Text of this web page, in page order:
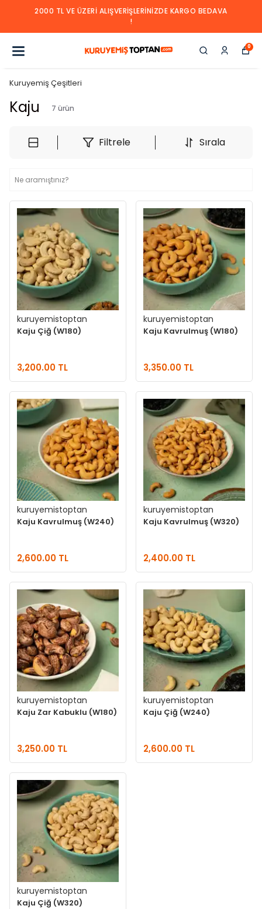
2000 TL VE ÜZERI ALIŞVERIŞLERINIZDE KARGO BEDAVA
!
0
Kuruyemiş Çeşitleri
Kaju 7 ürün
Filtrele Sırala
kuruyemistoptan
Kaju Çiğ (W180)
3,200.00 TL
kuruyemistoptan
Kaju Kavrulmuş (W180)
3,350.00 TL
kuruyemistoptan
Kaju Kavrulmuş (W240)
2,600.00 TL
kuruyemistoptan
Kaju Kavrulmuş (W320)
2,400.00 TL
kuruyemistoptan
Kaju Zar Kabuklu (W180)
3,250.00 TL
kuruyemistoptan
Kaju Çiğ (W240)
2,600.00 TL
kuruyemistoptan
Kaju Çiğ (W320)